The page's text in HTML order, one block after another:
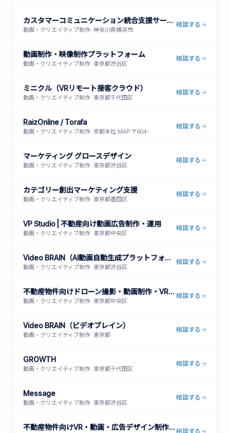
カスタマーコミュニケーション統合支援サービス
動画・クリエイティブ制作· 神奈川県横浜市
相談する
動画制作・映像制作プラットフォーム
動画・クリエイティブ制作· 東京都渋谷区
相談する
ミニクル（VRリモート接客クラウド）
動画・クリエイティブ制作· 東京都千代田区
相談する
RaizOnline / Torafa
動画・クリエイティブ制作· 京都本社 MAP 〒604-
相談する
マーケティング グロースデザイン
動画・クリエイティブ制作· 東京都渋谷区
相談する
カテゴリー創出マーケティング支援
動画・クリエイティブ制作· 東京都墨田区
相談する
VP Studio | 不動産向け動画広告制作・運用
動画・クリエイティブ制作· 東京都中央区
相談する
Video BRAIN（AI動画自動生成プラットフォーム）
動画・クリエイティブ制作· 東京都渋谷区
相談する
不動産物件向けドローン撮影・動画制作・VR内見サービス
動画・クリエイティブ制作· 東京都中央区
相談する
Video BRAIN（ビデオブレイン）
動画・クリエイティブ制作· 東京都
相談する
GROWTH
動画・クリエイティブ制作· 東京都千代田区
相談する
Message
動画・クリエイティブ制作· 東京都渋谷区
相談する
不動産物件向けVR・動画・広告デザイン制作サービス 相談する